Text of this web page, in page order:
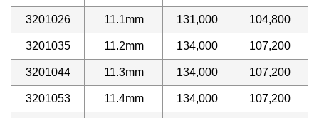
3201026 11.1mm 131,000 104,800
3201035 11.2mm 134,000 107,200
3201044 11.3mm 134,000 107,200
3201053 11.4mm 134,000 107,200